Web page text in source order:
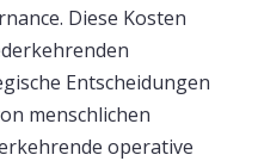
Diese Kosten
Entscheidungen
menschlichen
operative